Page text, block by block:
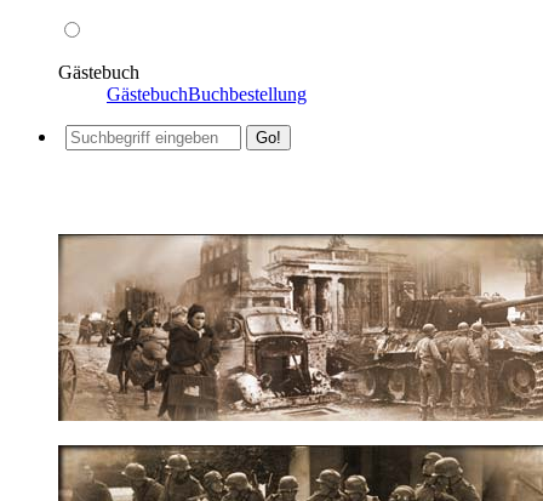
Gästebuch
GästebuchBuchbestellung